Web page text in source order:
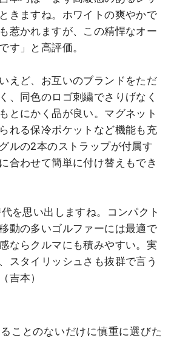
きますね。ホワイトの爽やかで
惹かれますが、この精悍なオー
す」と高評価。
えど、お互いのブランドをただ
、同色のロゴ刺繍でさりげなく
とにかく品が良い。マグネット
れる保冷ポケットなど機能も充
ルの2本のストラップが付属す
合わせて簡単に付け替えもでき
を思い出しますね。コンパクト
動の多いゴルファーには最適で
ならクルマにも積みやすい。実
スタイリッシュさも抜群で言う
吉本）
ことのないだけに慎重に選びた